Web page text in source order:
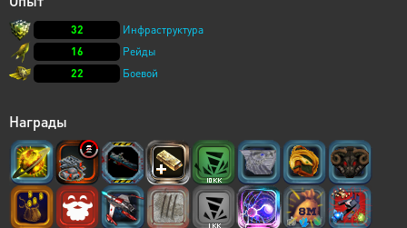
32
Инфраструктура
16
Рейды
22
Боевой
Награды